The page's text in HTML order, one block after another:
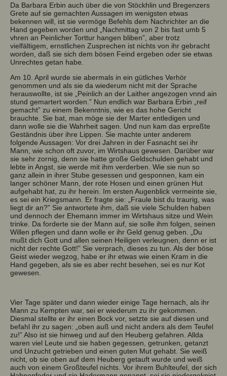
Da Barbara Erbin auch über die von Stöckhlin und Bregenzers
Grete auf sie gemachten Aussagen im wenigsten etwas
bekennen will, ist sie vermöge Befehls dem Nachrichter an die
Hand gegeben worden und „Nachmittag von 2 bis fast umb 5
vhren an Peinlicher Torttur hangen bliben”, aber trotz
vielfältigem, ernstlichen Zusprechen ist nichts von ihr gebracht
worden, daß sie sich dem bösen Feind ergeben oder sie etwas
Unrechtes getan habe.
Am 10. April wurde sie abermals in ein gütliches Verhör
genommen und als sie da wiederum nicht mit der Sprache
herauswollte, ist sie „Peinlich an der Laither angezogen vnnd ain
stund gemartert worden.” Nun endlich war Barbara Erbin „reif
gemacht” zu einem Bekenntnis, wie es das hohe Gericht
brauchte. Sie bat, man möge sie der Marter entledigen und
dann wolle sie die Wahrheit sagen. Und nun kam das erpreßte
Geständnis über ihre Lippen. Sie machte unter anderem
folgende Aussagen: Vor drei Jahren in der Fasnacht sei ihr
Mann, wie schon oft zuvor, im Wirtshaus gewesen. Darüber war
sie sehr zornig, denn sie hatte große Geldschulden gehabt und
lebte in Angst, sie werde mit ihm verderben. Wie sie nun so
ganz allein in ihrer Stube gesessen und gesponnen, kam ein
langer schöner Mann, der rote Hosen und einen grünen Hut
aufgehabt hat, zu ihr herein. Im ersten Augenblick vermeinte sie,
es sei ein Kriegsmann. Er fragte sie: „Fraule bist du traurig, was
liegt dir an?” Sie antwortete ihm, daß sie viele Schulden haben
und dennoch der Ehemann immer im Wirtshaus sitze und Wein
trinke. Da forderte sie der Mann auf, sie solle ihm folgen, seinen
Willen pflegen und dann wolle er ihr Geld genug geben. „Du
mußt dich Gott und allen seinen Heiligen verleugnen, denn er ist
nicht der rechte Gott!” Sie verprach, dieses zu tun. Als der böse
Geist wieder wegzog, habe er ihr etwas wie einen Kram in die
Hand gegeben, als sie es aber recht besehen, sei es nur Kot
gewesen.
Vier Tage später und dann wieder einige Tage hernach, als ihr
Mann zu Kempten war, sei er wiederum zu ihr gekommen.
Diesmal stellte er ihr einen Bock vor, setzte sie auf diesen und
befahl ihr zu sagen: „oben auß und nicht anders als dem Teufel
zu!” Also ist sie hinweg und auf den Heuberg gefahren. Allda
waren viel Leute und sie haben gegessen, getrunken, getanzt
und Unzucht getrieben und einen guten Mut gehabt. Sie weiß
nicht, ob sie oben auf dem Heuberg getauft wurde und weiß
auch von einem Großteufel nichts. Vor ihrem Buhlteufel, der sich